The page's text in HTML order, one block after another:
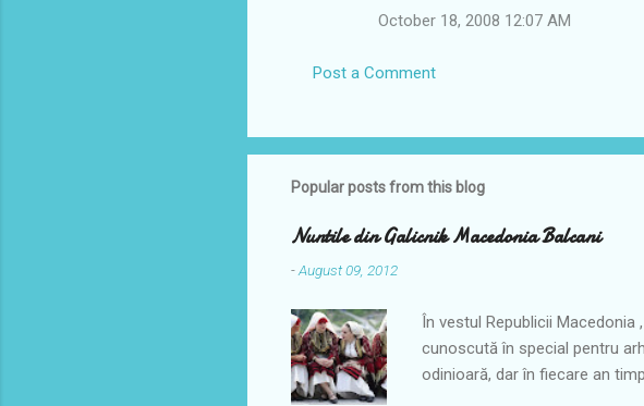
October 18, 2008 12:07 AM
Post a Comment
Popular posts from this blog
Nuntile din Galicnik Macedonia Balcani
-August 09, 2012
În vestul Republicii
cunoscută în special pentru
odinioară, dar în fiecare an